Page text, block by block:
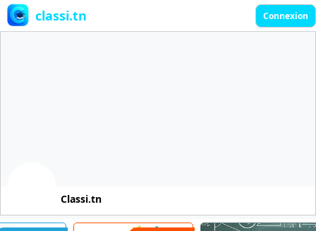
classi.tn Connexion
Classi.tn